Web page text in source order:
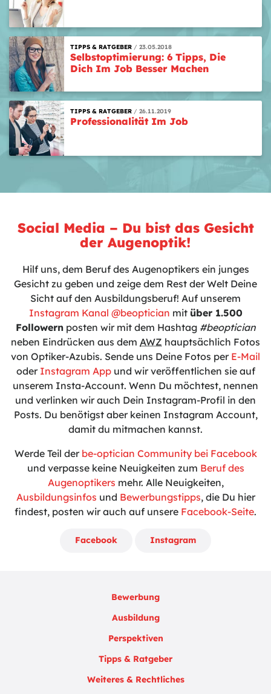
TIPPS & RATGEBER 23.05.2018
Selbstoptimierung: 6 Tipps, Die
Dich Im Job Besser Machen
TIPPS & RATGEBER 26.11.2019
Professionalität Im Job
Social Media – Du bist das Gesicht
der Augenoptik!
Hilf uns, dem Beruf des Augenoptikers ein junges
Gesicht zu geben und zeige dem Rest der Welt Deine
Sicht auf den Ausbildungsberuf! Auf unserem
Instagram Kanal @beoptician mit über 1.500
Followernposten wir mit dem Hashtag #beoptician
neben Eindrücken aus dem AWZ hauptsächlich Fotos
von Optiker-Azubis. Sende uns Deine Fotos per E-Mail
oder Instagram Appund wir veröffentlichen sie auf
unserem Insta-Account. Wenn Du möchtest, nennen
und verlinken wir auch Dein Instagram-Profil in den
Posts. Du benötigst aber keinen Instagram Account,
damit du mitmachen kannst.
Werde Teil der be-optician Community bei Facebook
und verpasse keine Neuigkeiten zum Beruf des
Augenoptikers mehr. Alle Neuigkeiten,
Ausbildungsinfos und Bewerbungstipps, die Du hier
findest, posten wir auch auf unsere Facebook-Seite.
Facebook Instagram
Bewerbung
Ausbildung
Perspektiven
Tipps & Ratgeber
Weiteres & Rechtliches